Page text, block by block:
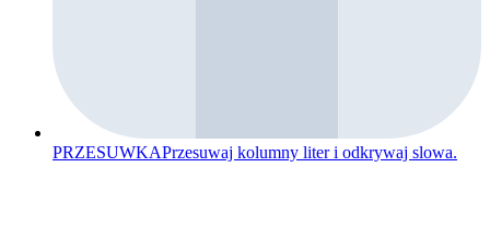
PRZESUWKAPrzesuwaj kolumny liter i odkrywaj slowa.